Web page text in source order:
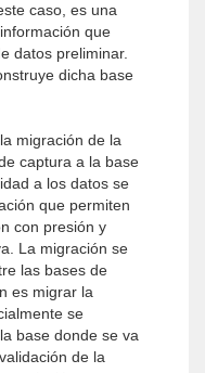
caso, es una
que
datos preliminar.
dicha base
migración de la
captura a la base
a los datos se
que permiten
con presión y
La migración se
las bases de
es migrar la
se
base donde se va
de la